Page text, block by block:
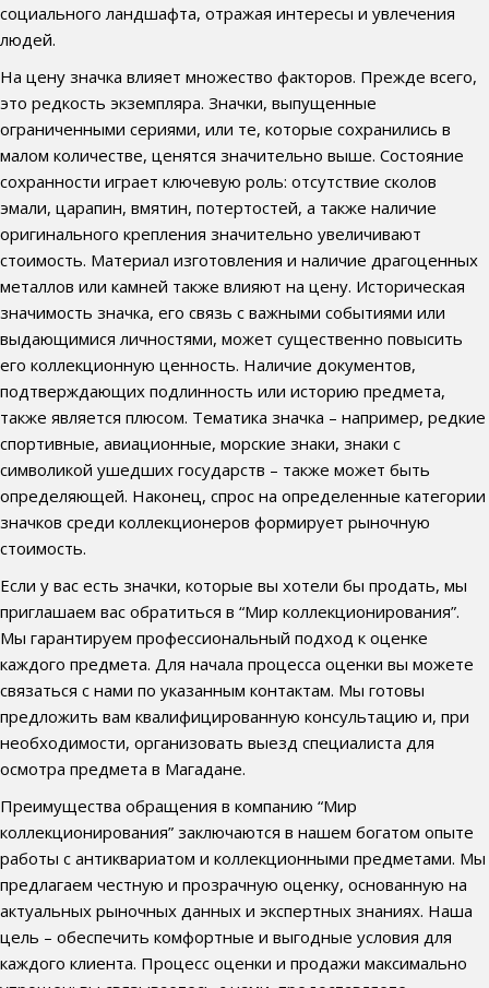
социального ландшафта, отражая интересы и увлечения
людей.
На цену значка влияет множество факторов. Прежде всего,
это редкость экземпляра. Значки, выпущенные
ограниченными сериями, или те, которые сохранились в
малом количестве, ценятся значительно выше. Состояние
сохранности играет ключевую роль: отсутствие сколов
эмали, царапин, вмятин, потертостей, а также наличие
оригинального крепления значительно увеличивают
стоимость. Материал изготовления и наличие драгоценных
металлов или камней также влияют на цену. Историческая
значимость значка, его связь с важными событиями или
выдающимися личностями, может существенно повысить
его коллекционную ценность. Наличие документов,
подтверждающих подлинность или историю предмета,
также является плюсом. Тематика значка – например, редкие
спортивные, авиационные, морские знаки, знаки с
символикой ушедших государств – также может быть
определяющей. Наконец, спрос на определенные категории
значков среди коллекционеров формирует рыночную
стоимость.
Если у вас есть значки, которые вы хотели бы продать, мы
приглашаем вас обратиться в “Мир коллекционирования”.
Мы гарантируем профессиональный подход к оценке
каждого предмета. Для начала процесса оценки вы можете
связаться с нами по указанным контактам. Мы готовы
предложить вам квалифицированную консультацию и, при
необходимости, организовать выезд специалиста для
осмотра предмета в Магадане.
Преимущества обращения в компанию “Мир
коллекционирования” заключаются в нашем богатом опыте
работы с антиквариатом и коллекционными предметами. Мы
предлагаем честную и прозрачную оценку, основанную на
актуальных рыночных данных и экспертных знаниях. Наша
цель – обеспечить комфортные и выгодные условия для
каждого клиента. Процесс оценки и продажи максимально